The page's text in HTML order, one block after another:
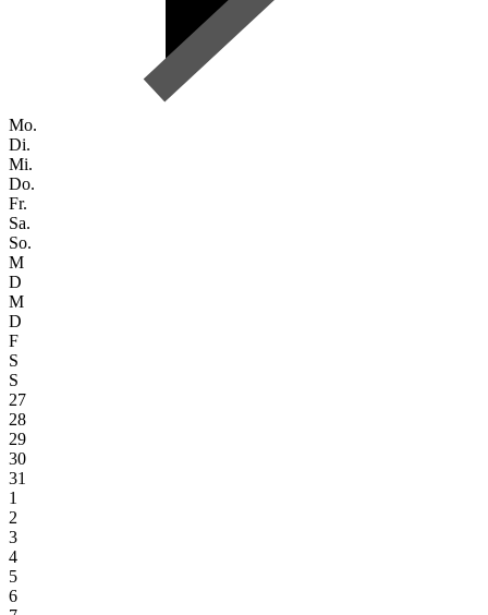
Mo.
Di.
Mi.
Do.
Fr.
Sa.
So.
M
D
M
D
F
S
S
27
28
29
30
31
1
2
3
4
5
6